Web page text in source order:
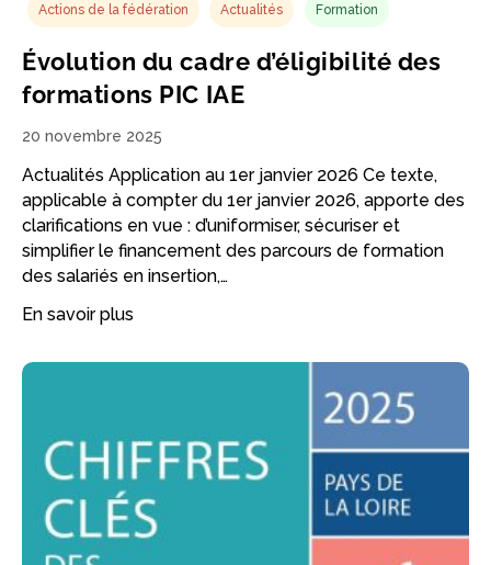
Actions de la fédération Actualités Formation
Évolution du cadre d’éligibilité des
formations PIC IAE
20 novembre 2025
Actualités Application au 1er janvier 2026 Ce texte,
applicable à compter du 1er janvier 2026, apporte des
clarifications en vue : d’uniformiser, sécuriser et
simplifier le financement des parcours de formation
des salariés en insertion,…
En savoir plus